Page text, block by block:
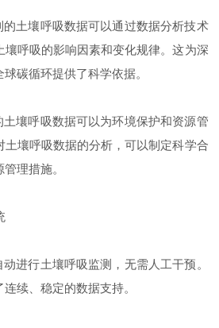
土壤呼吸数据可以通过数据分析技术
壤呼吸的影响因素和变化规律。这为深
碳循环提供了科学依据。
壤呼吸数据可以为环境保护和资源管
土壤呼吸数据的分析，可以制定科学合
理措施。
行土壤呼吸监测，无需人工干预。
续、稳定的数据支持。